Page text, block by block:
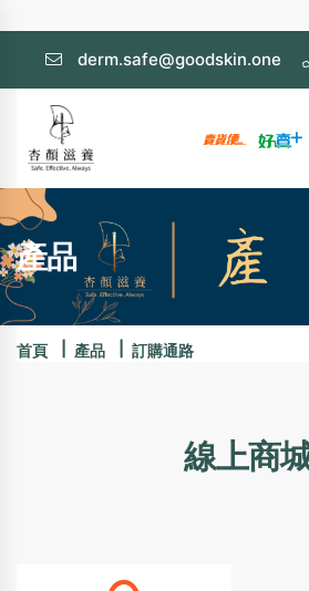
derm.safe@goodskin.one
產品
首頁 產品 訂購通路
線上商